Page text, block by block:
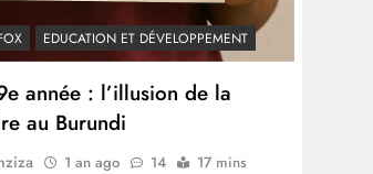
EDUCATION ET DÉVELOPPEMENT
année : l’illusion de la
au Burundi
1 an ago 14 17 mins